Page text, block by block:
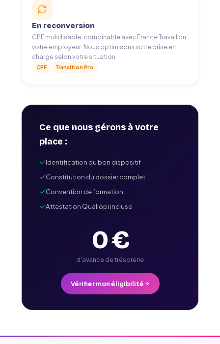
En reconversion
CPF mobilisable, combinable avec France Travail ou
votre employeur. Nous optimisons votre prise en
charge selon votre situation.
CPF Transition Pro
Ce que nous gérons à votre
place :
Identification du bon dispositif
Constitution du dossier complet
Convention de formation
Attestation Qualiopi incluse
0 €
d'avance de trésorerie
Vérifier mon éligibilité